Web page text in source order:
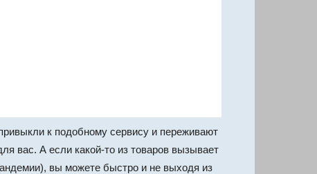
к подобному сервису и переживают
вас. А если какой-то из товаров вызывает
вы можете быстро и не выходя из